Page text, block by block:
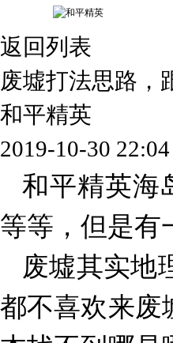
返回列表
废墟打法思路，
和平精英
2019-10-30 22:04
和平精英海
等等，但是有
废墟其实地
都不喜欢来废